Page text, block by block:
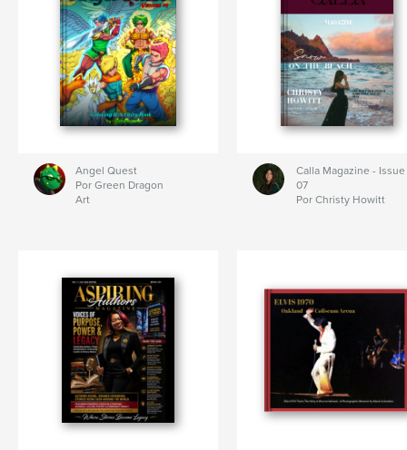
Angel Quest
Por Green Dragon
Art
Calla Magazine - Issue
07
Por Christy Howitt